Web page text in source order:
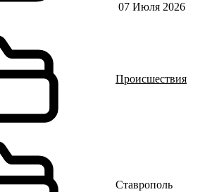
07 Июля 2026
Происшествия
Ставрополь